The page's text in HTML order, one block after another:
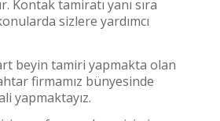
Kontak tamiratı yanı sıra
sizlere yardımcı
beyin tamiri yapmakta olan
firmamız bünyesinde
yapmaktayız.